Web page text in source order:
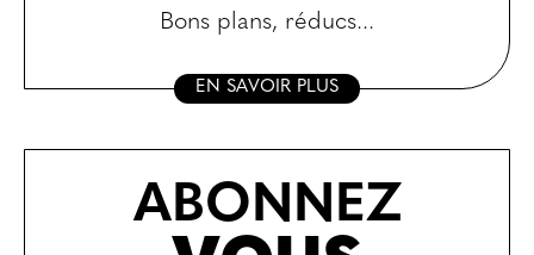
Bons plans, réducs...
EN SAVOIR PLUS
ABONNEZ